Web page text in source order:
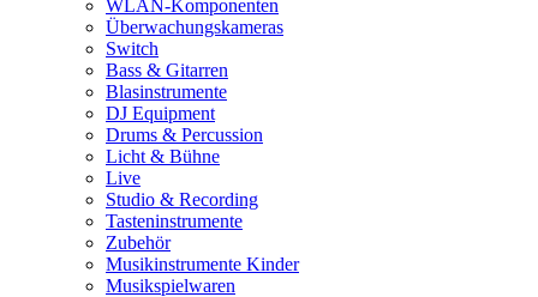
WLAN-Komponenten
Überwachungskameras
Switch
Bass & Gitarren
Blasinstrumente
DJ Equipment
Drums & Percussion
Licht & Bühne
Live
Studio & Recording
Tasteninstrumente
Zubehör
Musikinstrumente Kinder
Musikspielwaren